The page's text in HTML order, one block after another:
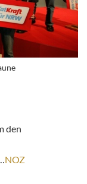
den
NOZ